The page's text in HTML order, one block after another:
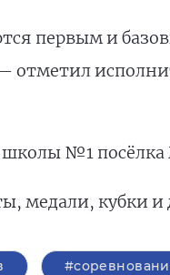
первым и
отметил
школы №1
медали, кубки